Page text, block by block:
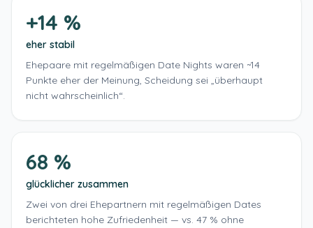
+14 %
eher stabil
Ehepaare mit regelmäßigen Date Nights waren ~14
Punkte eher der Meinung, Scheidung sei „überhaupt
nicht wahrscheinlich“.
68 %
glücklicher zusammen
Zwei von drei Ehepartnern mit regelmäßigen Dates
berichteten hohe Zufriedenheit — vs. 47 % ohne